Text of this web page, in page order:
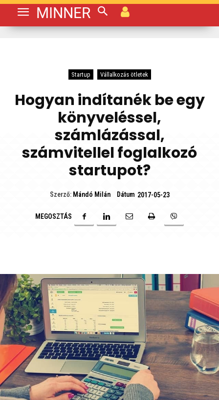
MINNER
Startup Vállalkozás ötletek
Hogyan indítanék be egy
könyveléssel,
számlázással,
számvitellel foglalkozó
startupot?
Szerző: Mándó Milán Dátum 2017-05-23
MEGOSZTÁS